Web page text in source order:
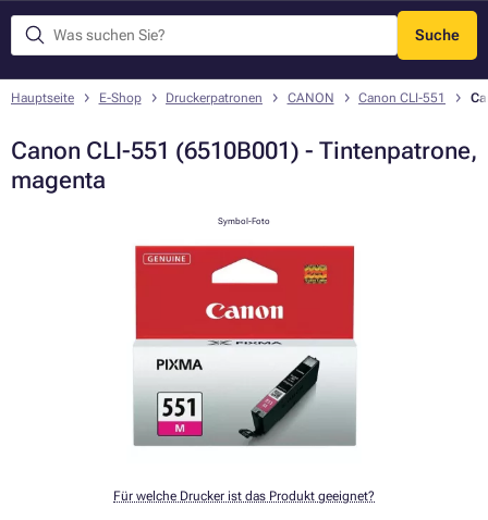
Suche
Menü
Hauptseite E-Shop Druckerpatronen CANON Canon CLI-551
Canon CLI-551 (6510B001) - Tintenpatrone,
magenta
Symbol-Foto
Für welche Drucker ist das Produkt geeignet?